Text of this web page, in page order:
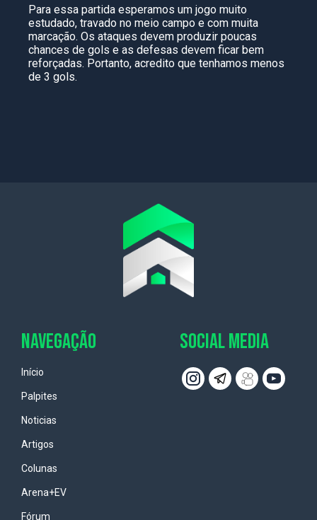
Para essa partida esperamos um jogo muito
estudado, travado no meio campo e com muita
marcação. Os ataques devem produzir poucas
chances de gols e as defesas devem ficar bem
reforçadas. Portanto, acredito que tenhamos menos
de 3 gols.
NAVEGAÇÃO
Início
Palpites
Noticias
Artigos
Colunas
Arena+EV
Fórum
SOCIAL MEDIA